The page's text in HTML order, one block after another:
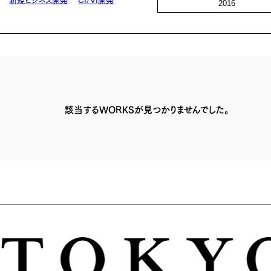
2016
該当するWORKSが見つかりませんでした。